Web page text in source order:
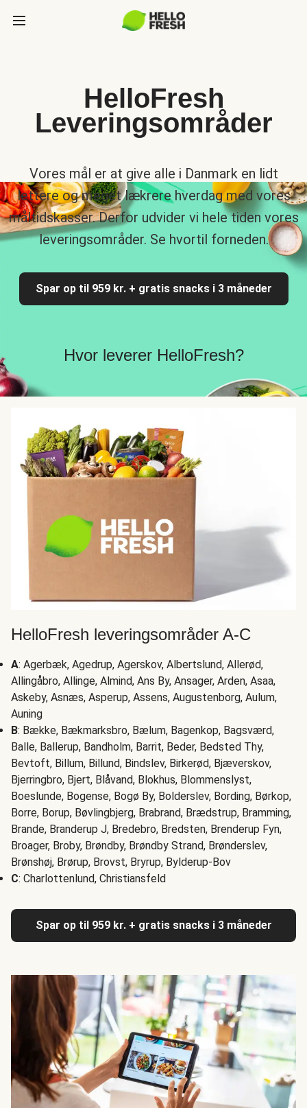
HelloFresh
Leveringsområder
Vores mål er at give alle i Danmark en lidt
lettere og meget lækrere hverdag med vores
måltidskasser. Derfor udvider vi hele tiden vores
leveringsområder. Se hvortil forneden.
Spar op til 959 kr. + gratis snacks i 3 måneder
Hvor leverer HelloFresh?
HelloFresh leveringsområder A-C
A: Agerbæk, Agedrup, Agerskov, Albertslund, Allerød,
Allingåbro, Allinge, Almind, Ans By, Ansager, Arden, Asaa,
Askeby, Asnæs, Asperup, Assens, Augustenborg, Aulum,
Auning
B: Bække, Bækmarksbro, Bælum, Bagenkop, Bagsværd,
Balle, Ballerup, Bandholm, Barrit, Beder, Bedsted Thy,
Bevtoft, Billum, Billund, Bindslev, Birkerød, Bjæverskov,
Bjerringbro, Bjert, Blåvand, Blokhus, Blommenslyst,
Boeslunde, Bogense, Bogø By, Bolderslev, Bording, Børkop,
Borre, Borup, Bøvlingbjerg, Brabrand, Brædstrup, Bramming,
Brande, Branderup J, Bredebro, Bredsten, Brenderup Fyn,
Broager, Broby, Brøndby, Brøndby Strand, Brønderslev,
Brønshøj, Brørup, Brovst, Bryrup, Bylderup-Bov
C: Charlottenlund, Christiansfeld
Spar op til 959 kr. + gratis snacks i 3 måneder